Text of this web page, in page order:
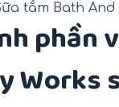
tắm Bath
phần
Works